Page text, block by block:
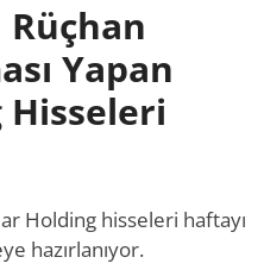
Yapan
Holding hisseleri haftayı
hazırlanıyor.